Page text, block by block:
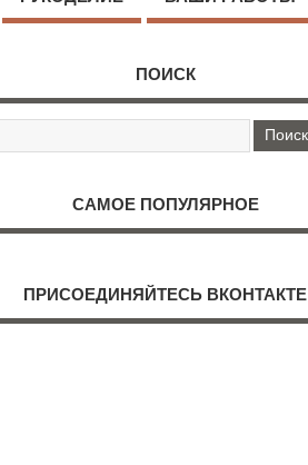
ПОИСК
САМОЕ ПОПУЛЯРНОЕ
ПРИСОЕДИНЯЙТЕСЬ ВКОНТАКТЕ